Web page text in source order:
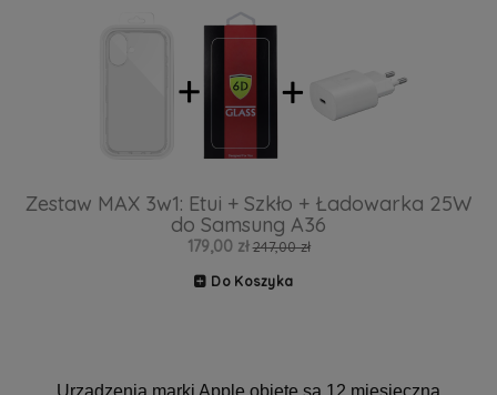
Zestaw MAX 3w1: Etui + Szkło + Ładowarka 25W
do Samsung A36
179,00 zł 247,00 zł
Do Koszyka